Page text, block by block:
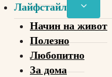
Лайфстайл
Toggle
child
menu
Начин на живот
Полезно
Любопитно
За дома